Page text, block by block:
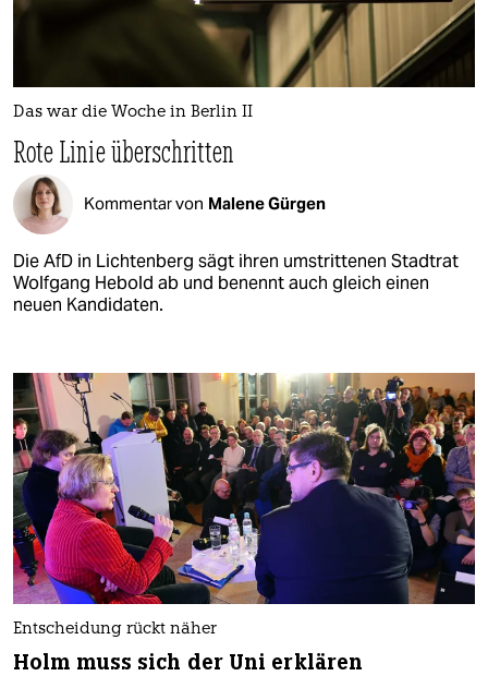
Das war die Woche in Berlin II
Rote Linie überschritten
Kommentar von Malene Gürgen
Die AfD in Lichtenberg sägt ihren umstrittenen Stadtrat
Wolfgang Hebold ab und benennt auch gleich einen
neuen Kandidaten.
Entscheidung rückt näher
Holm muss sich der Uni erklären